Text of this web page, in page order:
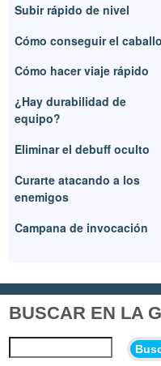
Subir rápido de nivel
Cómo conseguir el caballo
Cómo hacer viaje rápido
¿Hay durabilidad de
equipo?
Eliminar el debuff oculto
Curarte atacando a los
enemigos
Campana de invocación
BUSCAR EN LA